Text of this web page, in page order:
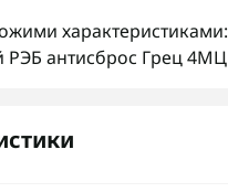
характеристиками:
антисброс Грец 4МЦ